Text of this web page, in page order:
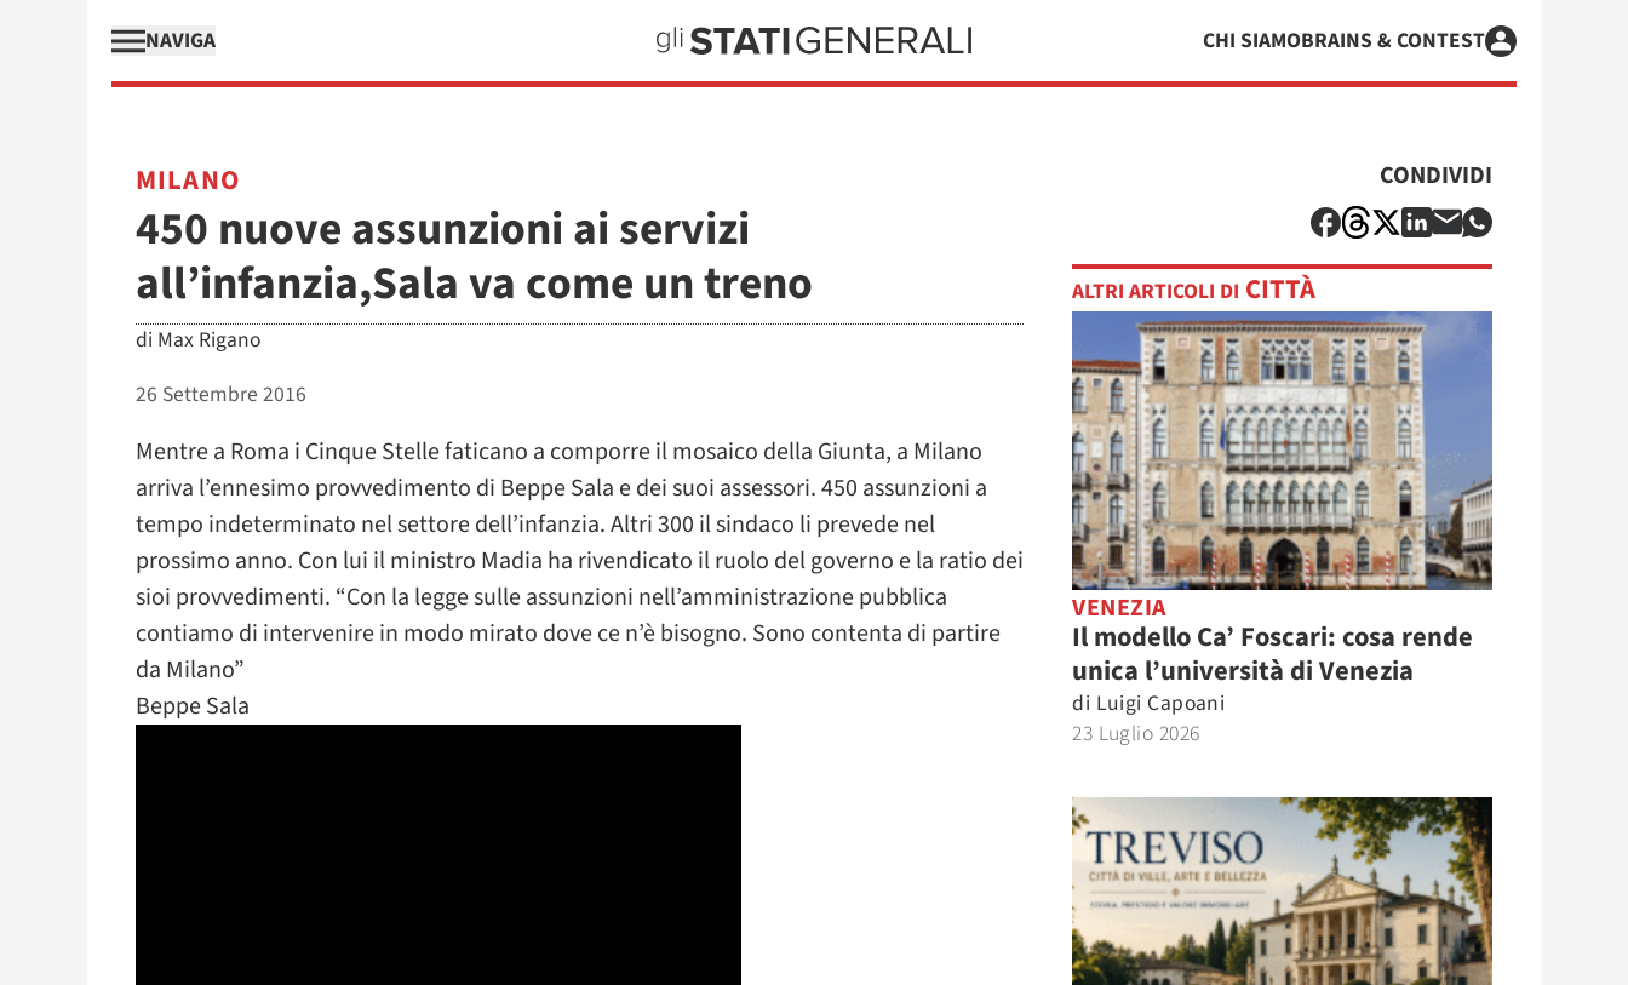
NAVIGA CHI SIAMOBRAINS & CONTEST
MILANO
450 nuove assunzioni ai servizi
all’infanzia,Sala va come un treno
di Max Rigano
26 Settembre 2016
Mentre a Roma i Cinque Stelle faticano a comporre il mosaico della Giunta, a Milano
arriva l’ennesimo provvedimento di Beppe Sala e dei suoi assessori. 450 assunzioni a
tempo indeterminato nel settore dell’infanzia. Altri 300 il sindaco li prevede nel
prossimo anno. Con lui il ministro Madia ha rivendicato il ruolo del governo e la ratio dei
sioi provvedimenti. “Con la legge sulle assunzioni nell’amministrazione pubblica
contiamo di intervenire in modo mirato dove ce n’è bisogno. Sono contenta di partire
da Milano”
Beppe Sala
CONDIVIDI
ALTRI ARTICOLI DI CITTÀ
VENEZIA
Il modello Ca’ Foscari: cosa rende
unica l’università di Venezia
di Luigi Capoani
23 Luglio 2026